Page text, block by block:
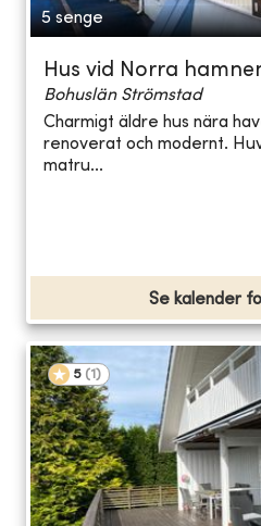
5 senge
Hus vid Norra
Bohuslän Strömstad
Charmigt äldre hus nära
renoverat och modernt.
matru...
Se kalender
5 (1 )